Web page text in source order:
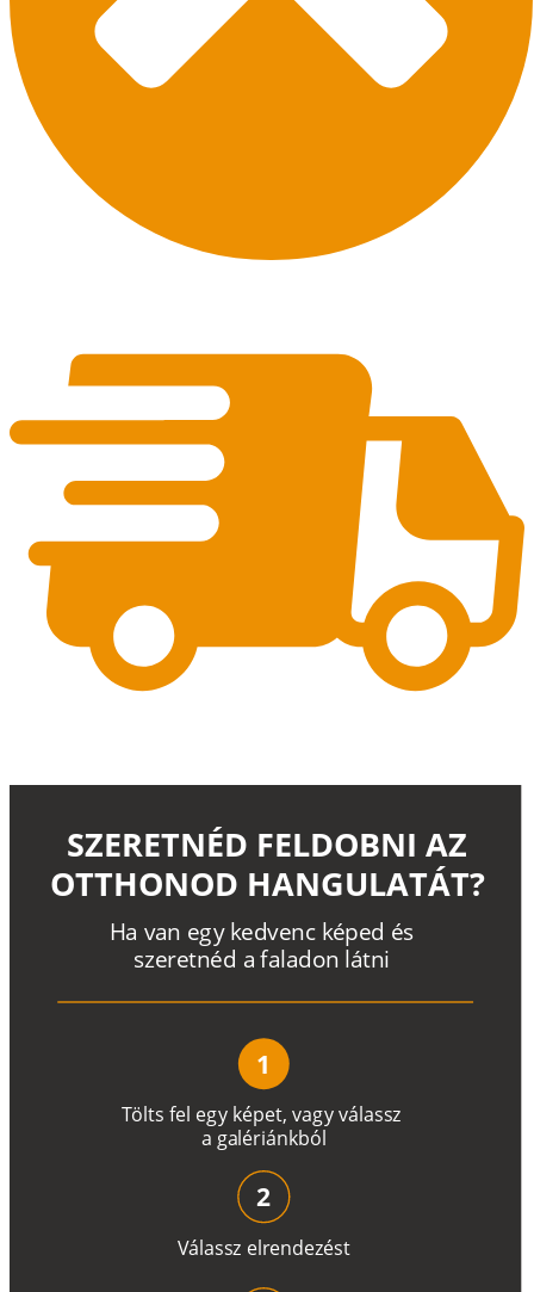
Tölts fel egy képet, vagyválassz
a galériánkból
Ha van egy kedvenc képed és
szeretnéd a faladon látni
SZERETNÉD FELDOBNI AZ
OTTHONOD HANGULATÁT?
1
Válassz elrendezést
2